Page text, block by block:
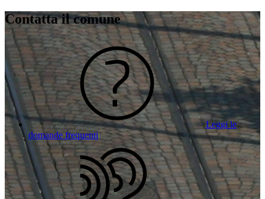
Contatta il comune
Leggi le
domande frequenti